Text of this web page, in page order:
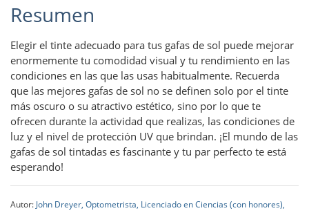
Resumen
Elegir el tinte adecuado para tus gafas de sol puede mejorar
enormemente tu comodidad visual y tu rendimiento en las
condiciones en las que las usas habitualmente. Recuerda
que las mejores gafas de sol no se definen solo por el tinte
más oscuro o su atractivo estético, sino por lo que te
ofrecen durante la actividad que realizas, las condiciones de
luz y el nivel de protección UV que brindan. ¡El mundo de las
gafas de sol tintadas es fascinante y tu par perfecto te está
esperando!
Autor:John Dreyer, Optometrista, Licenciado en Ciencias (con honores),